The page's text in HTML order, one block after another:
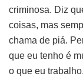
criminosa. Diz
coisas, mas
chama de piá.
que eu tenho é
o que eu